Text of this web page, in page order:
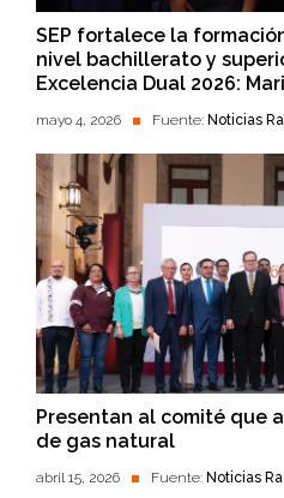
SEP fortalece la
nivel bachillerato y
Excelencia Dual 2026:
mayo 4, 2026 Fuente: Noticias
Presentan al comité que
de gas natural
abril 15, 2026 Fuente: Noticias